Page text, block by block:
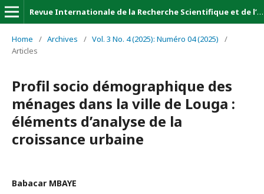
Revue Internationale de la Recherche Scientifique et de l’Innovation (Revue-IRSI)
Home / Archives / Vol. 3 No. 4 (2025): Numéro 04 (2025)
/
Articles
Profil socio démographique des
ménages dans la ville de Louga :
éléments d’analyse de la
croissance urbaine
Babacar MBAYE